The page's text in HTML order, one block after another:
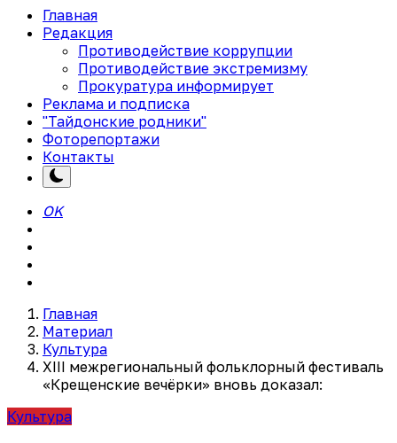
Главная
Редакция
Противодействие коррупции
Противодействие экстремизму
Прокуратура информирует
Реклама и подписка
"Тайдонские родники"
Фоторепортажи
Контакты
OK
Главная
Материал
Культура
XIII межрегиональный фольклорный фестиваль
«Крещенские вечёрки» вновь доказал:
Культура